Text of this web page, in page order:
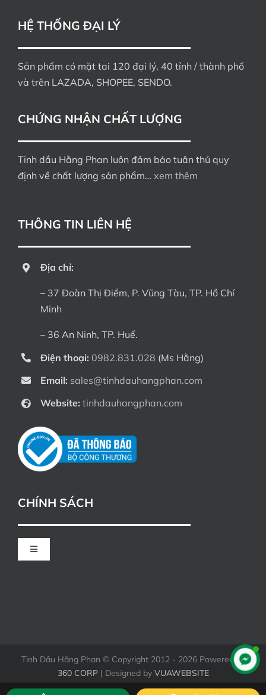
THÔNG TIN LIÊN HỆ
Địa chỉ:
– 37 Đoàn Thị Điểm, P. Vũng Tàu, TP. Hồ Chí
Minh
– 36 An Ninh, TP. Huế.
Điện thoại: 0982.831.028 (Ms Hằng)
Email: sales@tinhdauhangphan.com
Website: tinhdauhangphan.com
HỆ THỐNG ĐẠI LÝ
Sản phẩm có mặt tai 120 đại lý, 40 tỉnh / thành phố
và trên LAZADA, SHOPEE, SENDO.
CHỨNG NHẬN CHẤT LƯỢNG
Tinh dầu Hằng Phan luôn đảm bảo tuân thủ quy
định về chất lượng sản phẩm… xem thêm
CHÍNH SÁCH
Toggle
Tinh Dầu Hằng Phan © Copyright 2012 - 2026 Powered by
360 CORP| Designed by VUAWEBSITE